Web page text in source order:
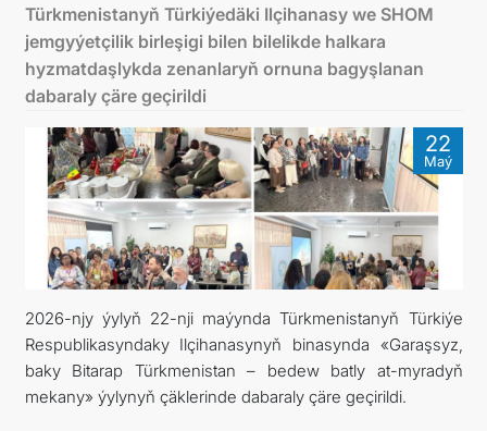
TÜRKMENISTAN
RANDEVU ALINIZ
TOURISM
İLETIŞIM
Türkmenistanyň Türkiýedäki Ilçihanasy we SHOM
jemgyýetçilik birleşigi bilen bilelikde halkara
hyzmatdaşlykda zenanlaryň ornuna bagyşlanan
dabaraly çäre geçirildi
22
Maý
2026-njy ýylyň 22-nji maýynda Türkmenistanyň Türkiýe
Respublikasyndaky Ilçihanasynyň binasynda «Garaşsyz,
baky Bitarap Türkmenistan – bedew batly at-myradyň
mekany» ýylynyň çäklerinde dabaraly çäre geçirildi.